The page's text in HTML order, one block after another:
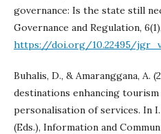
governance: Is the state still
Governance and Regulation,
https://doi.org/10.22495/
Buhalis, D., & Amaranggana, A.
destinations enhancing
personalisation of services. In
(Eds.), Information and